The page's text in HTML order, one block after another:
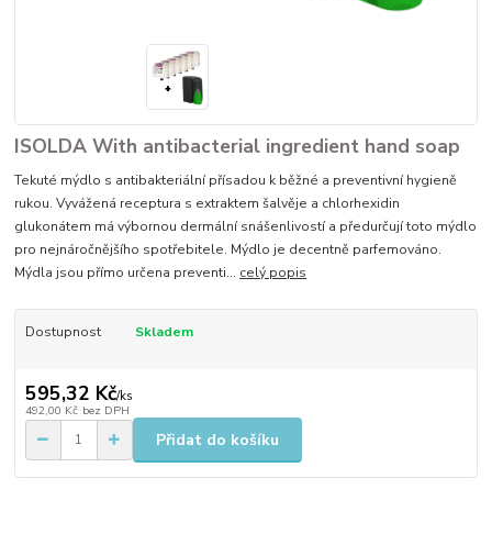
ISOLDA With antibacterial ingredient hand soap
Tekuté mýdlo s antibakteriální přísadou k běžné a preventivní hygieně
rukou. Vyvážená receptura s extraktem šalvěje a chlorhexidin
glukonátem má výbornou dermální snášenlivostí a předurčují toto mýdlo
pro nejnáročnějšího spotřebitele. Mýdlo je decentně parfemováno.
Mýdla jsou přímo určena preventi... celý popis
Dostupnost Skladem
595,32 Kč/ks
492,00 Kč bez DPH
Přidat do košíku